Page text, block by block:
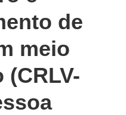
de
meio